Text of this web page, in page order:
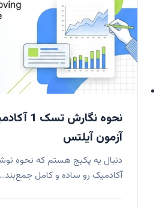
نحوه
آزمون آیلتس
آکادمیک رو ساده و کامل جمع‌بند...